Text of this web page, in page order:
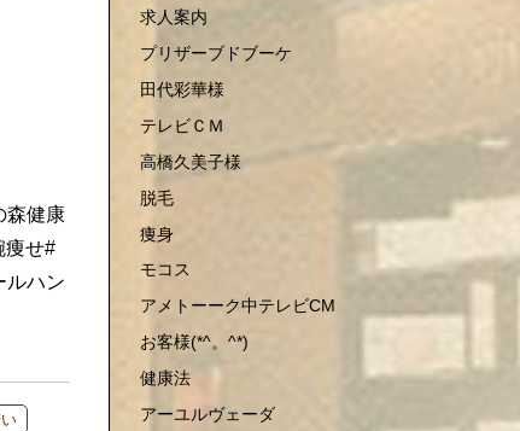
森健康
痩せ#
ルハン
求人案内
プリザーブドブーケ
田代彩華様
テレビＣＭ
高橋久美子様
脱毛
痩身
モコス
アメトーーク中テレビCM
お客様(*^。^*)
健康法
アーユルヴェーダ